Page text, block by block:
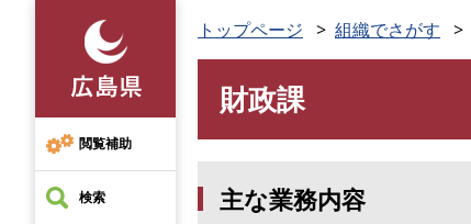
先
頭
で
す
閲覧補助
検索
トップページ 組織でさがす
財政課
主な業務内容